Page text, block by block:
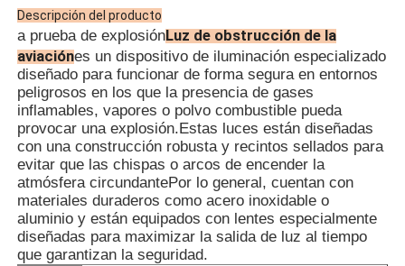
Características
prueba de llamas y puede utilizarse
polvo del grado a prueba de
· La carcasa fundida a presión de
una superficie pulverizada
atractiva.
· Utiliza una fuente de luz LED de
de energía, una larga vida útil y no
· La luz de obstrucción de aviación a
disponible en opciones de baja,
· La estructura altamente protectora y
junta de sellado de goma de silicona
proporciona una excelente protección.
· Cuenta con un chip integrado con
protección y puede estar equipado
Descripción del producto
a prueba de explosiónLuz de obstrucción de la
aviaciónes un dispositivo de iluminación especializado
diseñado para funcionar de forma segura en entornos
peligrosos en los que la presencia de gases
inflamables, vapores o polvo combustible pueda
provocar una explosión.Estas luces están diseñadas
con una construcción robusta y recintos sellados para
evitar que las chispas o arcos de encender la
atmósfera circundantePor lo general, cuentan con
materiales duraderos como acero inoxidable o
aluminio y están equipados con lentes especialmente
diseñadas para maximizar la salida de luz al tiempo
que garantizan la seguridad.